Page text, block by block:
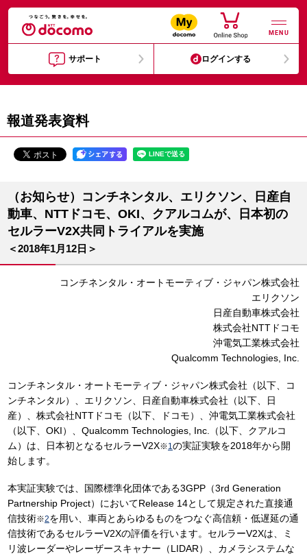
MENU
サポート ログインする
報道発表資料
（お知らせ）コンチネンタル、エリクソン、日産自
動車、NTTドコモ、OKI、クアルコムが、日本初の
セルラーV2X共同トライアルを実施
＜2018年1月12日＞
コンチネンタル・オートモーティブ・ジャパン株式会社
エリクソン
日産自動車株式会社
株式会社NTTドコモ
沖電気工業株式会社
Qualcomm Technologies, Inc.
コンチネンタル・オートモーティブ・ジャパン株式会社（以下、コ
ンチネンタル）、エリクソン、日産自動車株式会社（以下、日
産）、株式会社NTTドコモ（以下、ドコモ）、沖電気工業株式会社
（以下、OKI）、Qualcomm Technologies, Inc.（以下、クアルコ
ム）は、日本初となるセルラーV2X※1の実証実験を2018年から開
始します。
本実証実験では、国際標準化団体である3GPP（3rd Generation
Partnership Project）においてRelease 14として規定された直接通
信技術※2を用い、車両とあらゆるものをつなぐ高信頼・低遅延の通
信技術であるセルラーV2Xの評価を行います。セルラーV2Xは、ミ
リ波レーダーやレーザースキャナー（LIDAR）、カメラシステムな